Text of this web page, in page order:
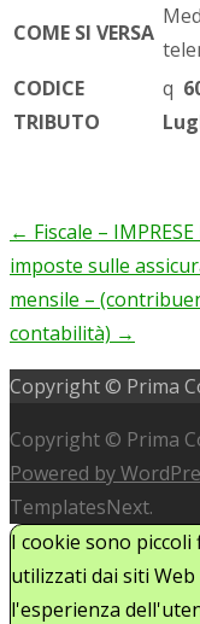
COME SI VERSA
CODICE
TRIBUTO
q
Post
navigation
← Fiscale –
imposte sulle
mensile –
contabilità) →
Copyright © Prima
Copyright © Prima
Powered by
TemplatesNext.
I cookie sono piccoli
utilizzati dai siti
l'esperienza